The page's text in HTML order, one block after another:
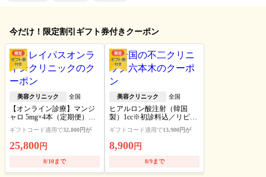
今だけ！限定割引ギフト券付きクーポン
美容クリニック 全国
【オンライン診療】マンジ
ャロ 5mg×4本（定期便）※
送料・アルコール綿・診察
料込
ギフトコード適用で32,800円が
25,800 円
8/10まで
美容クリニック 全国
ヒアルロン酸注射（韓国
製）1cc※初診料込／リピー
ギフトコード適用で13,900円が
8,900 円
8/9まで